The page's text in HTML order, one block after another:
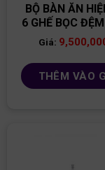
BỘ BÀN ĂN
6 GHẾ BỌC
Giá:
THÊM VÀO